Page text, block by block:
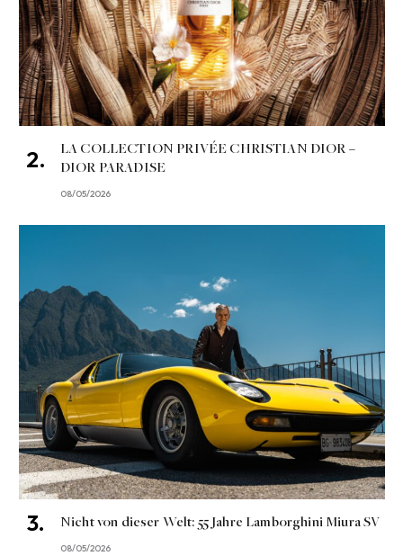
LA COLLECTION PRIVÉE CHRISTIAN DIOR –
DIOR PARADISE
08/05/2026
Nicht von dieser Welt: 55 Jahre Lamborghini Miura SV
08/05/2026